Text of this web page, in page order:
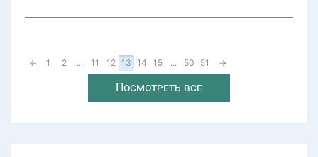
← 1 2 ... 11 12 13 14 15 ... 50 51 →
Посмотреть все